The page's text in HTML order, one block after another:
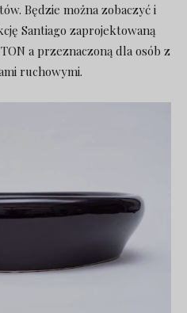
Będzie można zobaczyć i
Santiago zaprojektowaną
a przeznaczoną dla osób z
ruchowymi.